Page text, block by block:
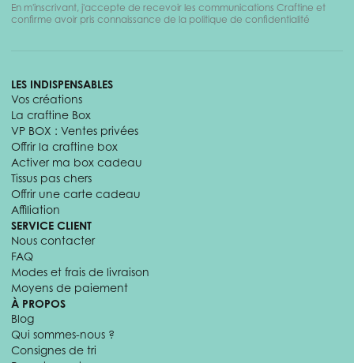
En m'inscrivant, j'accepte de recevoir les communications Craftine et
confirme avoir pris connaissance de la politique de confidentialité
LES INDISPENSABLES
Vos créations
La craftine Box
VP BOX : Ventes privées
Offrir la craftine box
Activer ma box cadeau
Tissus pas chers
Offrir une carte cadeau
Affiliation
SERVICE CLIENT
Nous contacter
FAQ
Modes et frais de livraison
Moyens de paiement
À PROPOS
Blog
Qui sommes-nous ?
Consignes de tri